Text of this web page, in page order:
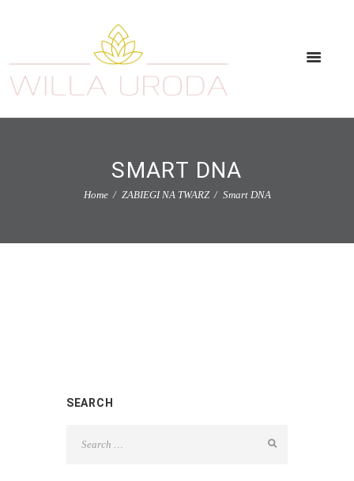
SMART DNA
Home ZABIEGI NA TWARZ Smart DNA
SEARCH